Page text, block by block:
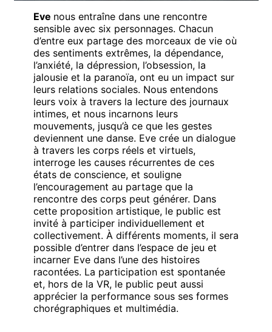
Eve nous entraîne dans une rencontre
sensible avec six personnages. Chacun
d’entre eux partage des morceaux de vie où
des sentiments extrêmes, la dépendance,
l’anxiété, la dépression, l’obsession, la
jalousie et la paranoïa, ont eu un impact sur
leurs relations sociales. Nous entendons
leurs voix à travers la lecture des journaux
intimes, et nous incarnons leurs
mouvements, jusqu’à ce que les gestes
deviennent une danse. Eve crée un dialogue
à travers les corps réels et virtuels,
interroge les causes récurrentes de ces
états de conscience, et souligne
l’encouragement au partage que la
rencontre des corps peut générer. Dans
cette proposition artistique, le public est
invité à participer individuellement et
collectivement. À différents moments, il sera
possible d’entrer dans l’espace de jeu et
incarner Eve dans l’une des histoires
racontées. La participation est spontanée
et, hors de la VR, le public peut aussi
apprécier la performance sous ses formes
chorégraphiques et multimédia.